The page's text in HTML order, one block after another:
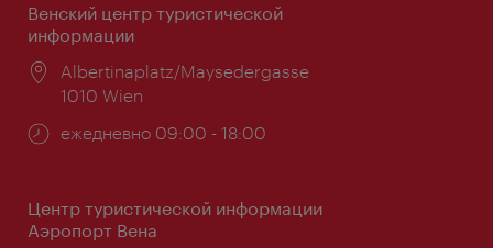
Венский центр туристической
информации
Расположение:
Albertinaplatz/Maysedergasse
1010 Wien
Часы
ежедневно 09:00 - 18:00
Центр туристической информации
Аэропорт Вена